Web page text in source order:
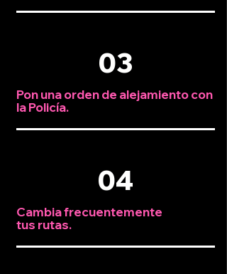
03
Pon una orden de alejamiento con
la Policía.
04
Cambia frecuentemente
tus rutas.